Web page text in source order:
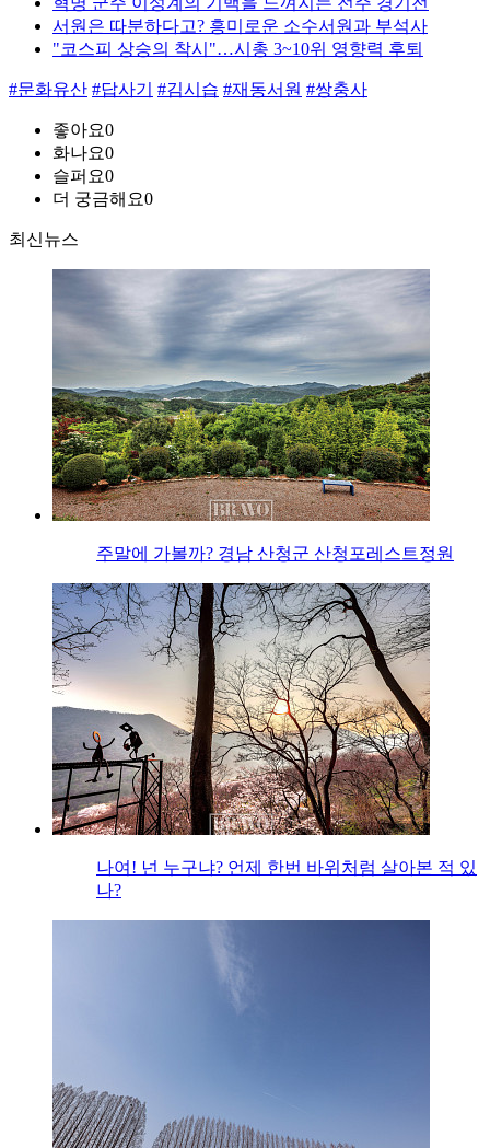
서원은 따분하다고? 흥미로운 소수서원과 부석사
"코스피 상승의 착시"…시총 3~10위 영향력 후퇴
#문화유산 #답사기 #김시습 #재동서원 #쌍충사
좋아요0
화나요0
슬퍼요0
더 궁금해요0
최신뉴스
주말에 가볼까? 경남 산청군 산청포레스트정원
나여! 넌 누구냐? 언제 한번 바위처럼 살아본 적 있
나?